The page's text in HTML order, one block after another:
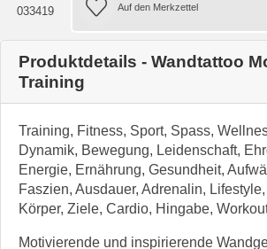
033419
Produktdetails - Wandtattoo
Training
Training, Fitness, Sport, Spass,
Dynamik, Bewegung, Leidenschaft,
Energie, Ernährung, Gesundheit,
Faszien, Ausdauer, Adrenalin,
Körper, Ziele, Cardio, Hingabe,
Motivierende und inspirierende